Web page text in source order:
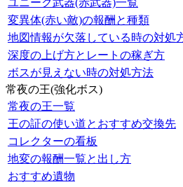
ユニーク武器(赤武器)一覧
変異体(赤い敵)の報酬と種類
地図情報が欠落している時の対処
深度の上げ方とレートの稼ぎ方
ボスが見えない時の対処方法
常夜の王(強化ボス)
常夜の王一覧
王の証の使い道とおすすめ交換先
コレクターの看板
地変の報酬一覧と出し方
おすすめ遺物